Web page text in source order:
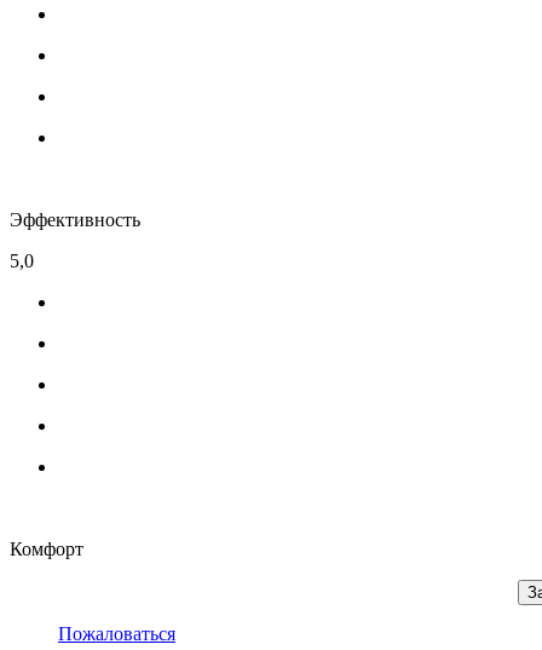
Эффективность
5,0
Комфорт
Пожаловаться